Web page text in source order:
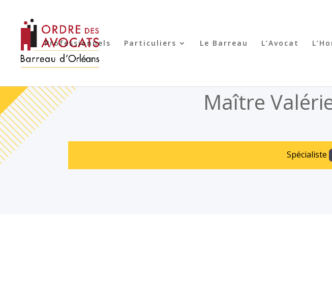
Professionnels Particuliers Le Barreau L’Avocat
Maître